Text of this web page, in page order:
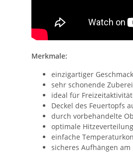
Merkmale:
einzigartiger
sehr schonende
ideal für
Deckel des Feuertopfs
durch vorbehandelte
optimale
einfache
sicheres Aufhängen